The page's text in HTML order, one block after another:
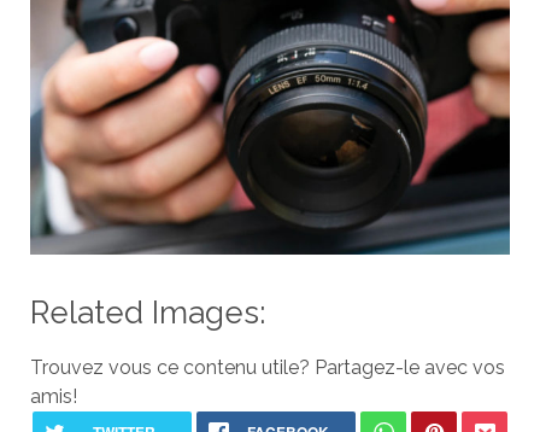
Related Images:
Trouvez vous ce contenu utile? Partagez-le avec vos
amis!